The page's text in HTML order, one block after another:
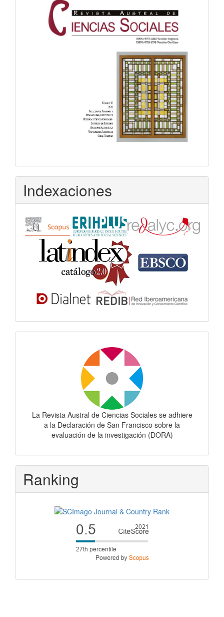
Indexaciones
La Revista Austral de Ciencias Sociales se adhiere
a la Declaración de San Francisco sobre la
evaluación de la investigación (DORA)
Ranking